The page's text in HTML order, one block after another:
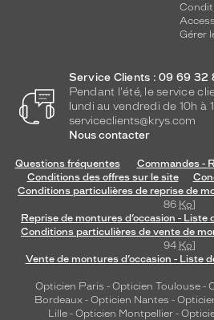
Gérer
Service Clients : 09 69 32
Pendant l'été, le service
lundi au vendredi de 10h à
serviceclients@krys.com
Nous contacter
Questions fréquentes
Commandes -
Conditions des offres sur le site
Conditions particulières de reprise de
86 Ko]
Reprise de montures d’occasion -
Conditions particulières de vente de
94 Ko]
Vente de montures d’occasion - Liste
Opticien Paris - Opticien Toulouse-
Bordeaux- Opticien Nantes -
Lille - Opticien Montpellier -